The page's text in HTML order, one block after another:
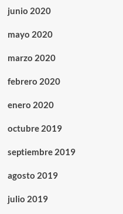
junio 2020
mayo 2020
marzo 2020
febrero 2020
enero 2020
octubre 2019
septiembre 2019
agosto 2019
julio 2019